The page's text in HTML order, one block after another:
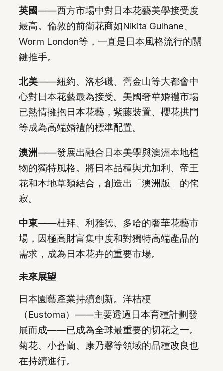
英國——西方市場中對日本花藝美學接受度
最高。倫敦的前衛花商如Nikita Gulhane、
Worm London等，一直是日本風格流行的關
鍵推手。
北美——紐約、洛杉磯、舊金山等大都會中
心對日本花藝最為接受。美國奢華婚禮市場
已熱情擁抱日本花藝，紫藤裝置、櫻花拱門
等成為高端婚禮的標準配置。
澳洲——發展出融合日本美學與澳洲本地植
物的獨特風格。將日本品種與尤加利、帝王
花和本地草類結合，創造出「澳洲版」的侘
寂。
中東——杜拜、利雅德、多哈的奢華花藝市
場，因極高財富集中度和對獨特高端產品的
需求，成為日本花卉的重要市場。
未來展望
日本園藝產業持續創新。洋桔梗
（Eustoma）——主要透過日本育種計劃發
展而成——已成為全球最重要的切花之一。
菊花、小蒼蘭、康乃馨等領域的品種改良也
在持續進行。